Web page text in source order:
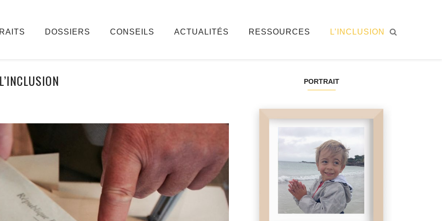
DOSSIERS CONSEILS ACTUALITÉS RESSOURCES L’INCLUSION
L’INCLUSION PORTRAIT